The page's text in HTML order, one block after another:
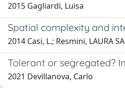
2015 Gagliardi, Luisa
Spatial complexity and
2014 Casi, L.; Resmini, LAURA
Tolerant or segregated?
2021 Devillanova, Carlo